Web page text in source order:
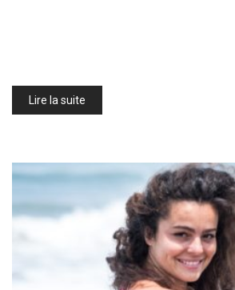
Lire la suite